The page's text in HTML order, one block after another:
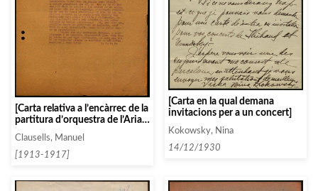
[Carta relativa a l’encàrrec de la
partitura d’orquestra de l’Aria
Clausells, Manuel
[1913-1917]
[Carta en la qual demana
invitacions per a un concert]
Kokowsky, Nina
14/12/1930